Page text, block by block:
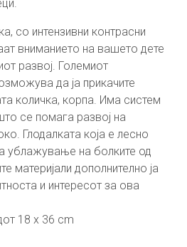
со интензивни контрасни
вниманието на вашето дете
развој. Големиот
да ја прикачите
количка, корпа. Има систем
се помага развој на
Глодалката која е лесно
ублажување на болките од
материјали дополнително ја
и интересот за ова
18 x 36 cm